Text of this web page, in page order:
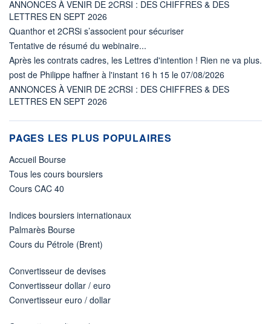
ANNONCES À VENIR DE 2CRSI : DES CHIFFRES & DES
LETTRES EN SEPT 2026
Quanthor et 2CRSi s’associent pour sécuriser
Tentative de résumé du webinaire...
Après les contrats cadres, les Lettres d'intention ! Rien ne va plus.
post de Philippe haffner à l'instant 16 h 15 le 07/08/2026
ANNONCES À VENIR DE 2CRSI : DES CHIFFRES & DES
LETTRES EN SEPT 2026
PAGES LES PLUS POPULAIRES
Accueil Bourse
Tous les cours boursiers
Cours CAC 40
Indices boursiers internationaux
Palmarès Bourse
Cours du Pétrole (Brent)
Convertisseur de devises
Convertisseur dollar / euro
Convertisseur euro / dollar